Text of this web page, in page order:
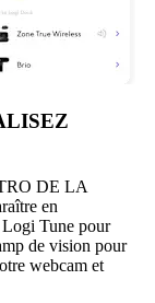
DE LA
en
Tune pour
de vision pour
webcam et